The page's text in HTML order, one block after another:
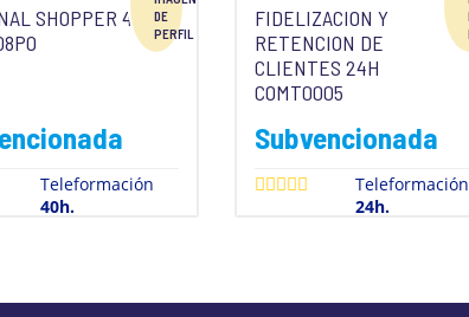
SHOPPER 40h
Teleformación
40h.
FIDELIZACION Y
RETENCION DE
CLIENTES 24H
COMT0005
Subvencionada
Teleformación
24h.